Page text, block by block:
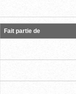
Fait partie de